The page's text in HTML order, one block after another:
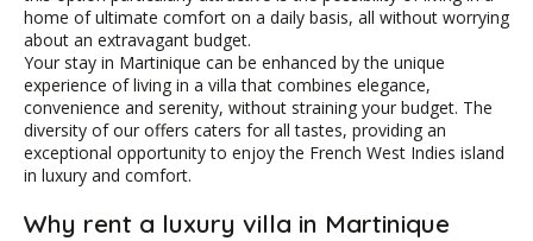
home of ultimate comfort on a daily basis, all without worrying
about an extravagant budget.
Your stay in Martinique can be enhanced by the unique
experience of living in a villa that combines elegance,
convenience and serenity, without straining your budget. The
diversity of our offers caters for all tastes, providing an
exceptional opportunity to enjoy the French West Indies island
in luxury and comfort.
Why rent a luxury villa in Martinique